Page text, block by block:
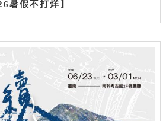
暑假不打烊】